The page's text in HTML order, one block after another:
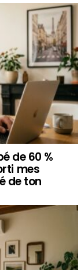
de 60 %
mes
de ton